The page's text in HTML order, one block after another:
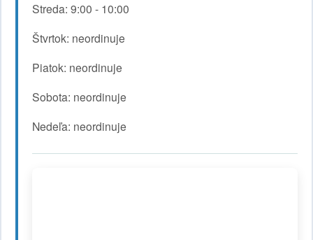
Streda: 9:00 - 10:00
Štvrtok: neordinuje
Piatok: neordinuje
Sobota: neordinuje
Nedeľa: neordinuje